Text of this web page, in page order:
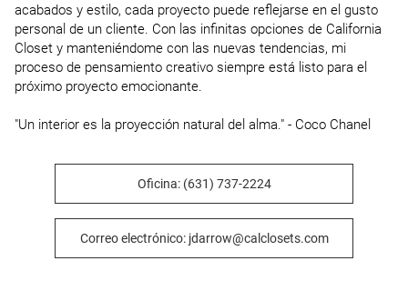
acabados y estilo, cada proyecto puede reflejarse en el gusto
personal de un cliente. Con las infinitas opciones de California
Closet y manteniéndome con las nuevas tendencias, mi
proceso de pensamiento creativo siempre está listo para el
próximo proyecto emocionante.
"Un interior es la proyección natural del alma." - Coco Chanel
Oficina: (631) 737-2224
Correo electrónico: jdarrow@calclosets.com